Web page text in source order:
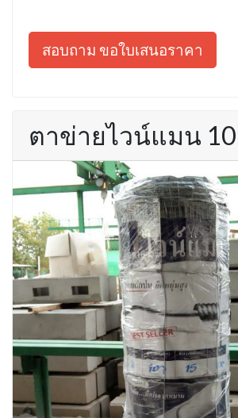
สอบถาม ขอใบเสนอราคา
ตาข่ายไวน์แมน